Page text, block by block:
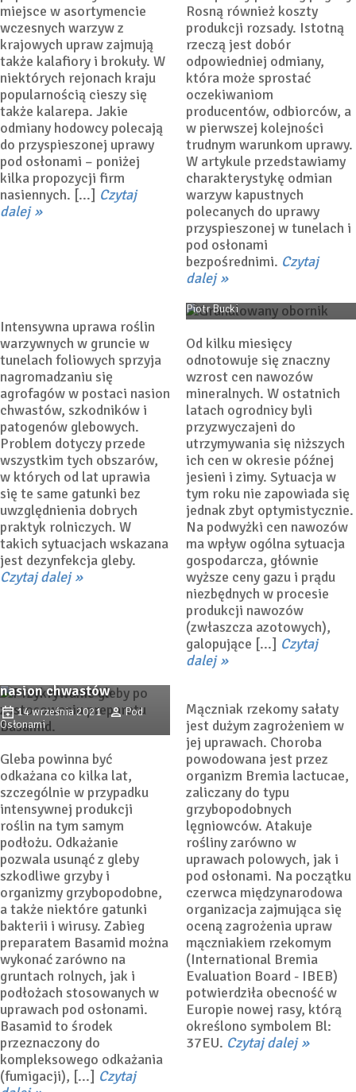
miejsce w asortymencie
wczesnych warzyw z
krajowych upraw zajmują
także kalafiory i brokuły. W
niektórych rejonach kraju
popularnością cieszy się
także kalarepa. Jakie
odmiany hodowcy polecają
do przyspieszonej uprawy
pod osłonami – poniżej
kilka propozycji firm
nasiennych. [...] Czytaj
dalej
Rosną również koszty
produkcji rozsady. Istotną
rzeczą jest dobór
odpowiedniej odmiany,
która może sprostać
oczekiwaniom
producentów, odbiorców, a
w pierwszej kolejności
trudnym warunkom uprawy.
W artykule przedstawiamy
charakterystykę odmian
warzyw kapustnych
polecanych do uprawy
przyspieszonej w tunelach i
pod osłonami
bezpośrednimi. Czytaj
dalej
Intensywna uprawa roślin
warzywnych w gruncie w
tunelach foliowych sprzyja
nagromadzaniu się
agrofagów w postaci nasion
chwastów, szkodników i
patogenów glebowych.
Problem dotyczy przede
wszystkim tych obszarów,
w których od lat uprawia
się te same gatunki bez
uwzględnienia dobrych
praktyk rolniczych. W
takich sytuacjach wskazana
jest dezynfekcja gleby.
Czytaj dalej
Wysokie ceny nawozów
mineralnych – na co
zwrócić uwagę
opracowując program
nawożenia dla upraw
tunelowych
Piotr Bucki
Od kilku miesięcy
odnotowuje się znaczny
wzrost cen nawozów
mineralnych. W ostatnich
latach ogrodnicy byli
przyzwyczajeni do
utrzymywania się niższych
ich cen w okresie późnej
jesieni i zimy. Sytuacja w
tym roku nie zapowiada się
jednak zbyt optymistycznie.
Na podwyżki cen nawozów
ma wpływ ogólna sytuacja
gospodarcza, głównie
wyższe ceny gazu i prądu
niezbędnych w procesie
produkcji nawozów
(zwłaszcza azotowych),
galopujące [...] Czytaj
dalej
nasion chwastów
14 września 2021
Pod
Osłonami
Gleba powinna być
odkażana co kilka lat,
szczególnie w przypadku
intensywnej produkcji
roślin na tym samym
podłożu. Odkażanie
pozwala usunąć z gleby
szkodliwe grzyby i
organizmy grzybopodobne,
a także niektóre gatunki
bakterii i wirusy. Zabieg
preparatem Basamid można
wykonać zarówno na
gruntach rolnych, jak i
podłożach stosowanych w
uprawach pod osłonami.
Basamid to środek
przeznaczony do
kompleksowego odkażania
(fumigacji), [...] Czytaj
Mączniak rzekomy sałaty –
w Europie określono 37.
rasę (Bl: 37EU)
13 czerwca 2021
Mączniak rzekomy sałaty
jest dużym zagrożeniem w
jej uprawach. Choroba
powodowana jest przez
organizm Bremia lactucae,
zaliczany do typu
grzybopodobnych
lęgniowców. Atakuje
rośliny zarówno w
uprawach polowych, jak i
pod osłonami. Na początku
czerwca międzynarodowa
organizacja zajmująca się
oceną zagrożenia upraw
mączniakiem rzekomym
(International Bremia
Evaluation Board - IBEB)
potwierdziła obecność w
Europie nowej rasy, którą
określono symbolem Bl:
37EU. Czytaj dalej